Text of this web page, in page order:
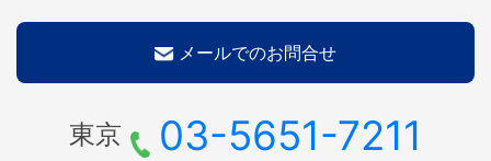
メールでのお問合せ
東京 03-5651-7211